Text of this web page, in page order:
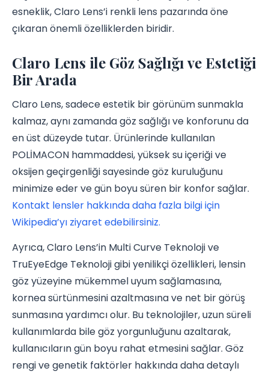
esneklik, Claro Lens’i renkli lens pazarında öne
çıkaran önemli özelliklerden biridir.
Claro Lens ile Göz Sağlığı ve Estetiği
Bir Arada
Claro Lens, sadece estetik bir görünüm sunmakla
kalmaz, aynı zamanda göz sağlığı ve konforunu da
en üst düzeyde tutar. Ürünlerinde kullanılan
POLİMACON hammaddesi, yüksek su içeriği ve
oksijen geçirgenliği sayesinde göz kuruluğunu
minimize eder ve gün boyu süren bir konfor sağlar.
Kontakt lensler hakkında daha fazla bilgi için
Wikipedia’yı ziyaret edebilirsiniz.
Ayrıca, Claro Lens’in Multi Curve Teknoloji ve
TruEyeEdge Teknoloji gibi yenilikçi özellikleri, lensin
göz yüzeyine mükemmel uyum sağlamasına,
kornea sürtünmesini azaltmasına ve net bir görüş
sunmasına yardımcı olur. Bu teknolojiler, uzun süreli
kullanımlarda bile göz yorgunluğunu azaltarak,
kullanıcıların gün boyu rahat etmesini sağlar. Göz
rengi ve genetik faktörler hakkında daha detaylı